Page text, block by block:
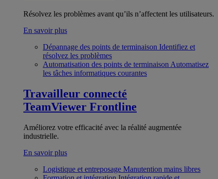
Résolvez les problèmes avant qu’ils n’affectent les utilisateurs.
En savoir plus
Dépannage des points de terminaison Identifiez et
résolvez les problèmes
Automatisation des points de terminaison Automatisez
les tâches informatiques courantes
Travailleur connecté
TeamViewer Frontline
Améliorez votre efficacité avec la réalité augmentée
industrielle.
En savoir plus
Logistique et entreposage Manutention mains libres